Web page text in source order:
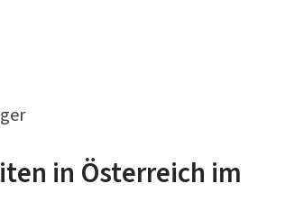
in Österreich im